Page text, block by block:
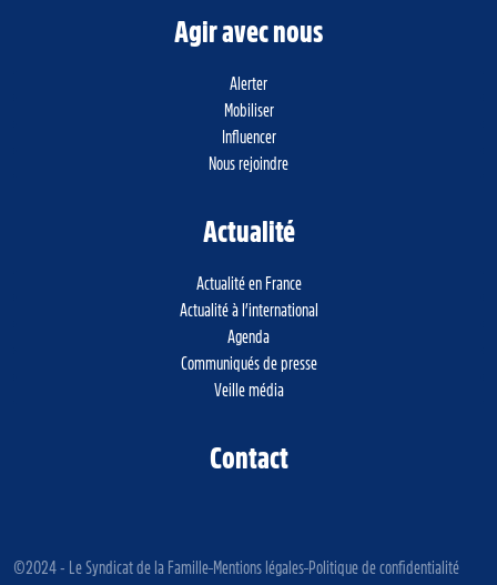
Agir avec nous
Alerter
Mobiliser
Influencer
Nous rejoindre
Actualité
Actualité en France
Actualité à l’international
Agenda
Communiqués de presse
Veille média
Contact
©2024 - Le Syndicat de la Famille Mentions légales Politique de confidentialité